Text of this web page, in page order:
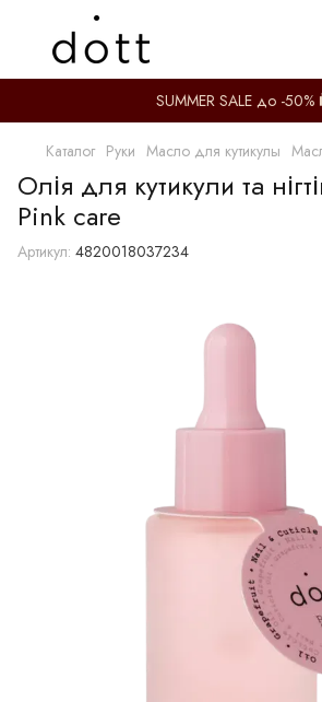
SUMMER SALE до -
Каталог Руки Масло для кутикулы
Олія для кутикули та
Pink care
Артикул: 4820018037234